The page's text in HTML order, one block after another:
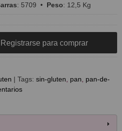
: 5709 • Peso: 12,5 Kg
Registrarse para comprar
| Tags: sin-gluten pan
pan-de-